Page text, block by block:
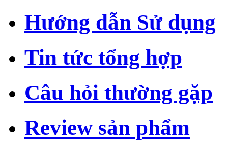
Hướng dẫn Sử dụng
Tin tức tổng hợp
Câu hỏi thường gặp
Review sản phẩm